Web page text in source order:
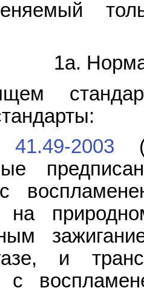
1а.
2003
с
на
и
с